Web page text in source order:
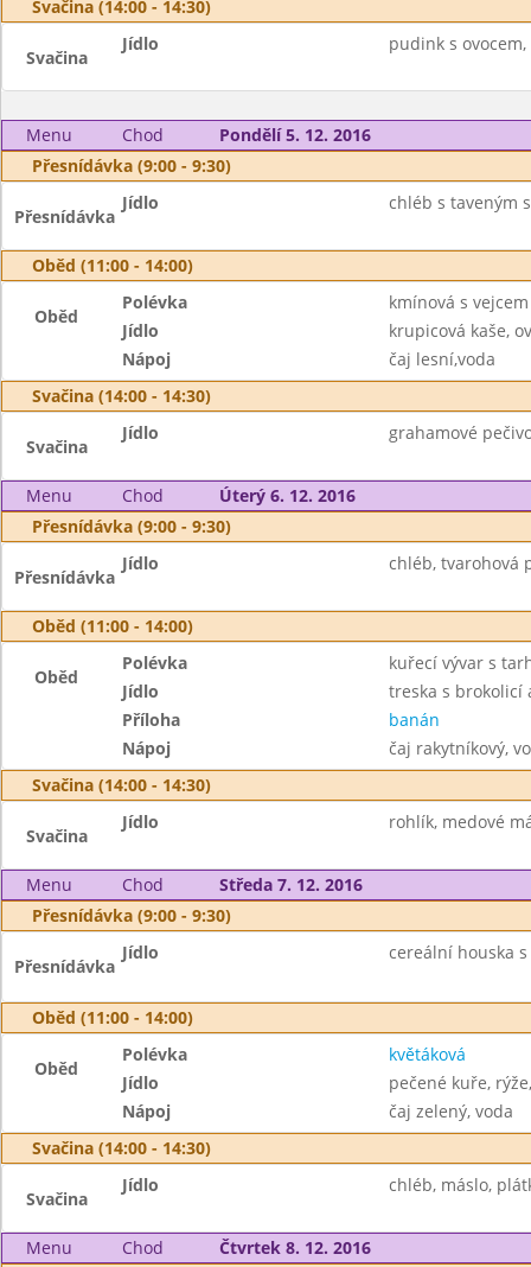
Svačina (14:00 - 14:30)
Svačina
Jídlo pudink s ovocem,
Menu Chod
Pondělí 5. 12. 2016
Přesnídávka (9:00 - 9:30)
Přesnídávka
Jídlo chléb s taveným
Oběd (11:00 - 14:00)
Oběd
Polévka
kmínová s vejcem
Jídlo
krupicová kaše,
Nápoj
čaj lesní,voda
Svačina (14:00 - 14:30)
Svačina
Jídlo grahamové
Menu Chod
Úterý 6. 12. 2016
Přesnídávka (9:00 - 9:30)
Přesnídávka
Jídlo chléb, tvarohová
Oběd (11:00 - 14:00)
Oběd
Polévka
kuřecí vývar s
Jídlo
treska s brokolicí
Příloha
banán
Nápoj
čaj rakytníkový,
Svačina (14:00 - 14:30)
Svačina
Jídlo rohlík, medové
Menu Chod
Středa 7. 12. 2016
Přesnídávka (9:00 - 9:30)
Přesnídávka
Jídlo cereální houska
Oběd (11:00 - 14:00)
Oběd
Polévka
květáková
Jídlo
pečené kuře,
Nápoj
čaj zelený, voda
Svačina (14:00 - 14:30)
Svačina
Jídlo chléb, máslo,
Menu Chod
Čtvrtek 8. 12. 2016